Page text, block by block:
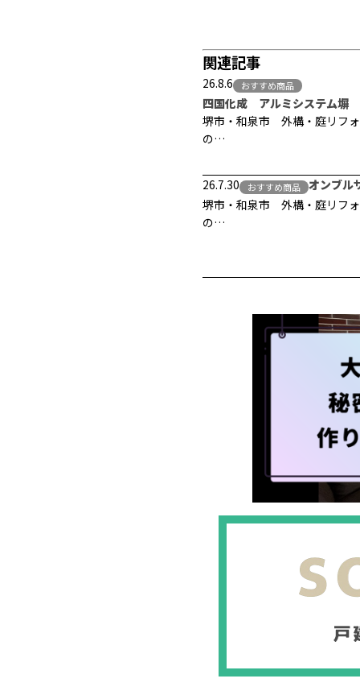
関連記事
26.8.6 おすすめ商品
四国化成 アルミシステム
堺市・和泉市 外構・庭リフ
の…
26.7.30 おすすめ商品
オンブル
堺市・和泉市 外構・庭リフ
の…